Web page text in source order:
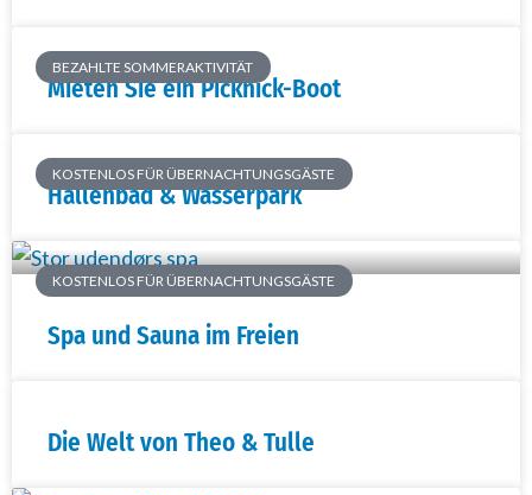
BEZAHLTE SOMMERAKTIVITÄT
Mieten Sie ein Picknick-Boot
KOSTENLOS FÜR ÜBERNACHTUNGSGÄSTE
Hallenbad & Wasserpark
KOSTENLOS FÜR ÜBERNACHTUNGSGÄSTE
Spa und Sauna im Freien
Die Welt von Theo & Tulle